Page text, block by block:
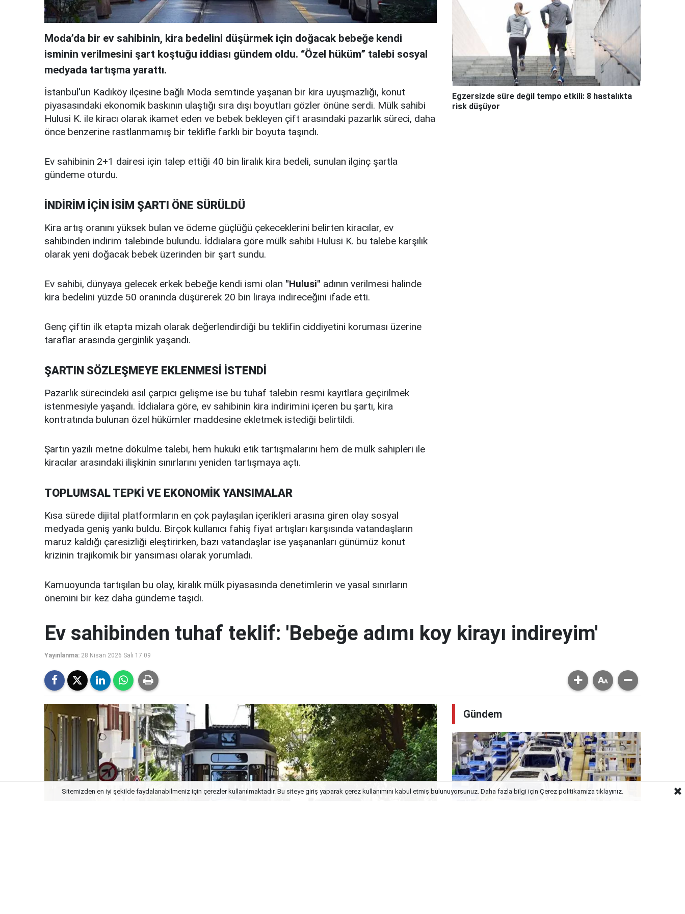
Moda’da bir ev sahibinin, kira bedelini düşürmek için doğacak bebeğe kendi
isminin verilmesini şart koştuğu iddiası gündem oldu. “Özel hüküm” talebi sosyal
medyada tartışma yarattı.
İstanbul'un Kadıköy ilçesine bağlı Moda semtinde yaşanan bir kira uyuşmazlığı, konut
piyasasındaki ekonomik baskının ulaştığı sıra dışı boyutları gözler önüne serdi. Mülk sahibi
Hulusi K. ile kiracı olarak ikamet eden ve bebek bekleyen çift arasındaki pazarlık süreci, daha
önce benzerine rastlanmamış bir teklifle farklı bir boyuta taşındı.
Ev sahibinin 2+1 dairesi için talep ettiği 40 bin liralık kira bedeli, sunulan ilginç şartla
gündeme oturdu.
İNDİRİM İÇİN İSİM ŞARTI ÖNE SÜRÜLDÜ
Kira artış oranını yüksek bulan ve ödeme güçlüğü çekeceklerini belirten kiracılar, ev
sahibinden indirim talebinde bulundu. İddialara göre mülk sahibi Hulusi K. bu talebe karşılık
olarak yeni doğacak bebek üzerinden bir şart sundu.
Ev sahibi, dünyaya gelecek erkek bebeğe kendi ismi olan "Hulusi" adının verilmesi halinde
kira bedelini yüzde 50 oranında düşürerek 20 bin liraya indireceğini ifade etti.
Genç çiftin ilk etapta mizah olarak değerlendirdiği bu teklifin ciddiyetini koruması üzerine
taraflar arasında gerginlik yaşandı.
ŞARTIN SÖZLEŞMEYE EKLENMESİ İSTENDİ
Pazarlık sürecindeki asıl çarpıcı gelişme ise bu tuhaf talebin resmi kayıtlara geçirilmek
istenmesiyle yaşandı. İddialara göre, ev sahibinin kira indirimini içeren bu şartı, kira
kontratında bulunan özel hükümler maddesine ekletmek istediği belirtildi.
Şartın yazılı metne dökülme talebi, hem hukuki etik tartışmalarını hem de mülk sahipleri ile
kiracılar arasındaki ilişkinin sınırlarını yeniden tartışmaya açtı.
TOPLUMSAL TEPKİ VE EKONOMİK YANSIMALAR
Kısa sürede dijital platformların en çok paylaşılan içerikleri arasına giren olay sosyal
medyada geniş yankı buldu. Birçok kullanıcı fahiş fiyat artışları karşısında vatandaşların
maruz kaldığı çaresizliği eleştirirken, bazı vatandaşlar ise yaşananları günümüz konut
krizinin trajikomik bir yansıması olarak yorumladı.
Kamuoyunda tartışılan bu olay, kiralık mülk piyasasında denetimlerin ve yasal sınırların
önemini bir kez daha gündeme taşıdı.
Egzersizde süre değil tempo etkili: 8 hastalıkta
risk düşüyor
Ev sahibinden tuhaf teklif: 'Bebeğe adımı koy kirayı indireyim'
Yayınlanma: 28 Nisan 2026 Salı 17:09
Gündem
Sitemizden en iyi şekilde faydalanabilmeniz için çerezler kullanılmaktadır. Bu siteye giriş yaparak çerez kullanımını kabul etmiş bulunuyorsunuz. Daha fazla bilgi için Çerez politikamızatıklayınız.